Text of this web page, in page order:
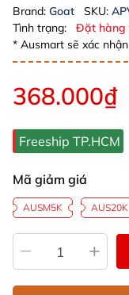
Brand: Goat SKU:
Tình trạng:
Đặt hàng
* Ausmart sẽ xác
368.000₫
Freeship TP.HCM
Mã giảm giá
AUSM5K AUS20K